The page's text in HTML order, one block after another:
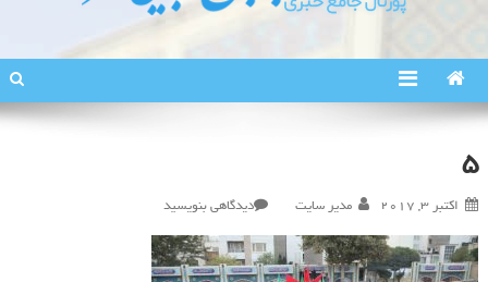
پورتال اطلاع‌رسانی مسجد جامع
5
اکتبر 3, 2017 مدیر سایت دیدگاهی بنویسیددر